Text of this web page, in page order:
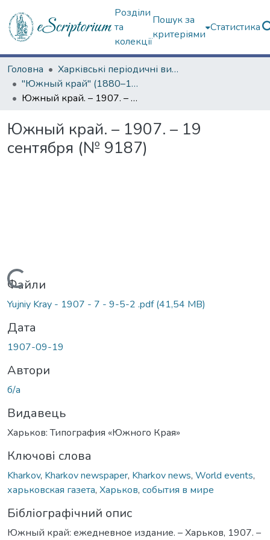
Розділи
та
колекції
Пошук за
критеріями
Статистика
Головна
Харківські періодичні видання
"Южный край" (1880–1919 гг.)
Южный край. – 1907. – 19 сентября (№ 9187)
Южный край. – 1907. – 19
сентября (№ 9187)
Вантажиться...
Файли
Yujniy Kray - 1907 - 7 - 9-5-2 .pdf(41,54 MB)
Дата
1907-09-19
Автори
б/а
Видавець
Харьков: Типография «Южного Края»
Ключові слова
Kharkov, Kharkov newspaper, Kharkov news, World events,
харьковская газета, Харьков, события в мире
Бібліографічний опис
Южный край: ежедневное издание. – Харьков, 1907. –